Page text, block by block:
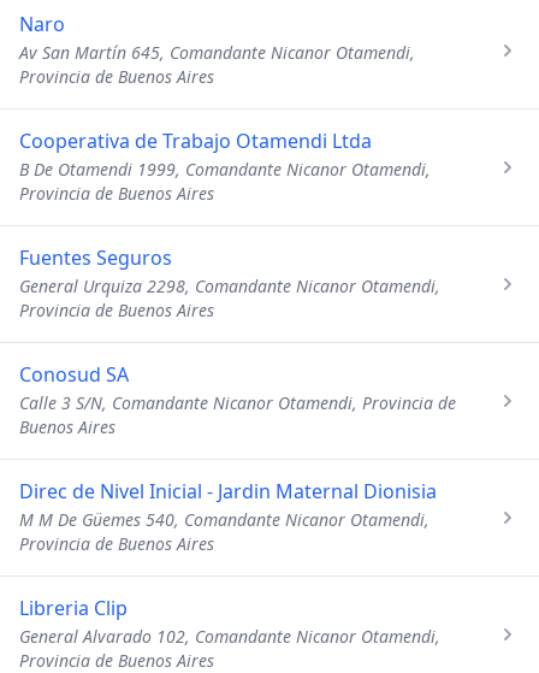
Naro
Av San Martín 645, Comandante Nicanor Otamendi,
Provincia de Buenos Aires
Cooperativa de Trabajo Otamendi Ltda
B De Otamendi 1999, Comandante Nicanor Otamendi,
Provincia de Buenos Aires
Fuentes Seguros
General Urquiza 2298, Comandante Nicanor Otamendi,
Provincia de Buenos Aires
Conosud SA
Calle 3 S/N, Comandante Nicanor Otamendi, Provincia de
Buenos Aires
Direc de Nivel Inicial - Jardin Maternal Dionisia
M M De Güemes 540, Comandante Nicanor Otamendi,
Provincia de Buenos Aires
Libreria Clip
General Alvarado 102, Comandante Nicanor Otamendi,
Provincia de Buenos Aires